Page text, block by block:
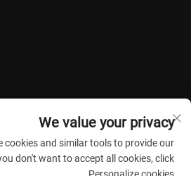
We value your privacy
cookies and similar tools to provide our
don't want to accept all cookies, click